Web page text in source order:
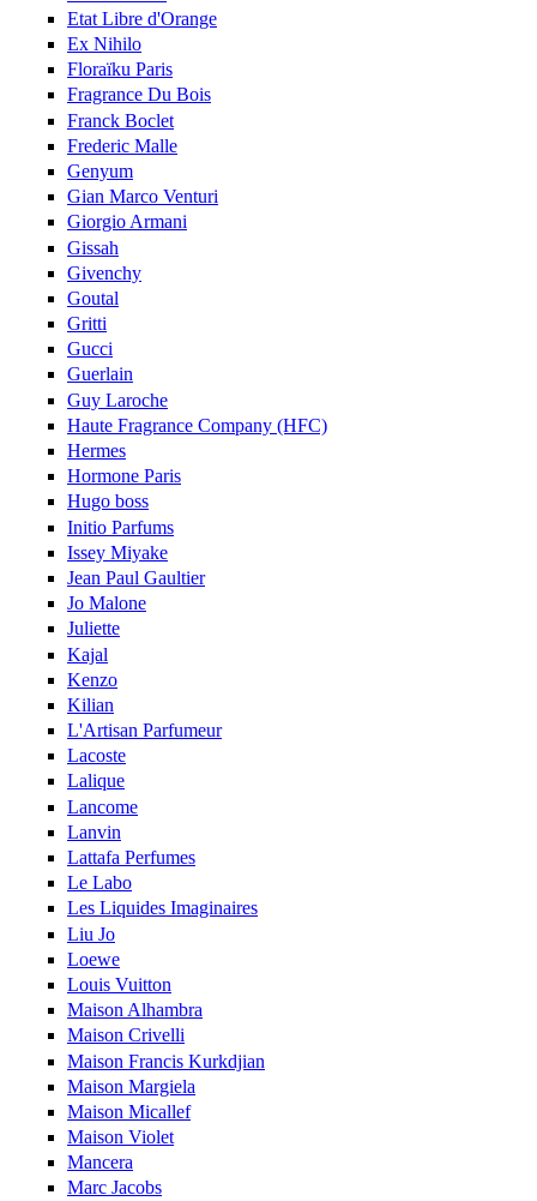
Etat Libre d'Orange
Ex Nihilo
Floraïku Paris
Fragrance Du Bois
Franck Boclet
Frederic Malle
Genyum
Gian Marco Venturi
Giorgio Armani
Gissah
Givenchy
Goutal
Gritti
Gucci
Guerlain
Guy Laroche
Haute Fragrance Company (HFC)
Hermes
Hormone Paris
Hugo boss
Initio Parfums
Issey Miyake
Jean Paul Gaultier
Jo Malone
Juliette
Kajal
Kenzo
Kilian
L'Artisan Parfumeur
Lacoste
Lalique
Lancome
Lanvin
Lattafa Perfumes
Le Labo
Les Liquides Imaginaires
Liu Jo
Loewe
Louis Vuitton
Maison Alhambra
Maison Crivelli
Maison Francis Kurkdjian
Maison Margiela
Maison Micallef
Maison Violet
Mancera
Marc Jacobs